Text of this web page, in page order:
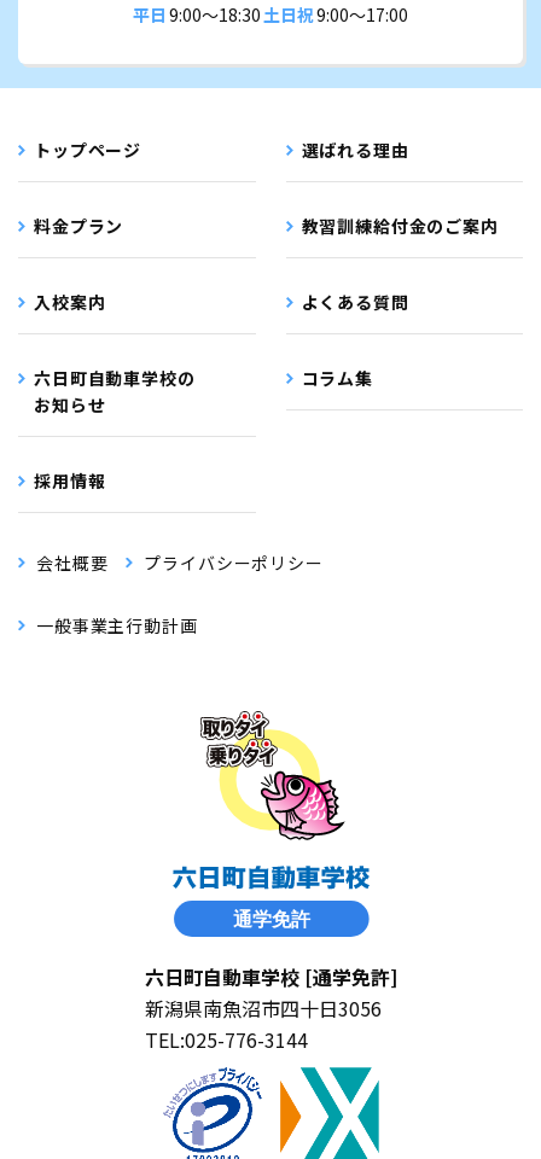
平日 9:00〜18:30 土日祝9:00〜17:00
トップページ 選ばれる理由
料金プラン 教習訓練給付金のご案内
入校案内 よくある質問
六日町自動車学校の
お知らせ
コラム集
採用情報
会社概要 プライバシーポリシー
一般事業主行動計画
六日町自動車学校 [通学免許]
新潟県南魚沼市四十日3056
TEL:025-776-3144